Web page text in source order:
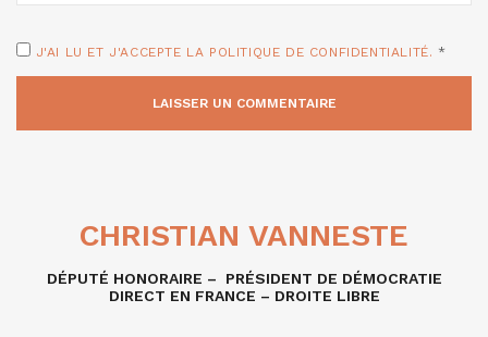
J'AI LU ET J'ACCEPTE LA POLITIQUE DE CONFIDENTIALITÉ. *
CHRISTIAN VANNESTE
DÉPUTÉ HONORAIRE – PRÉSIDENT DE DÉMOCRATIE
DIRECT EN FRANCE – DROITE LIBRE